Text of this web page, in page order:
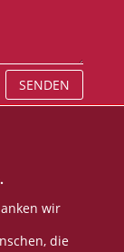
SENDEN
wir
die